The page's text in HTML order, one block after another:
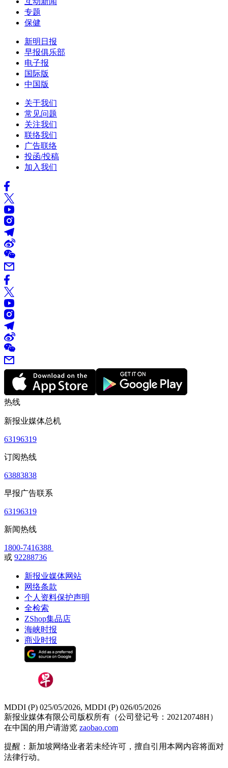
专题
保健
新明日报
早报俱乐部
电子报
国际版
中国版
关于我们
常见问题
关注我们
联络我们
广告联络
投函/投稿
加入我们
热线
新报业媒体总机
63196319
订阅热线
63883838
早报广告联系
63196319
新闻热线
1800-7416388
或 92288736
新报业媒体网站
网络条款
个人资料保护声明
全检索
ZShop集品店
海峡时报
商业时报
MDDI (P) 025/05/2026, MDDI (P) 026/05/2026
新报业媒体有限公司版权所有（公司登记号：202120748H）
在中国的用户请游览 zaobao.com
提醒：新加坡网络业者若未经许可，擅自引用本网内容将面对
法律行动。